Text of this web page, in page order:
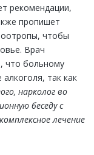
рекомендации,
пропишет
чтобы
Врач
что больному
так как
нарколог во
беседу с
лечение